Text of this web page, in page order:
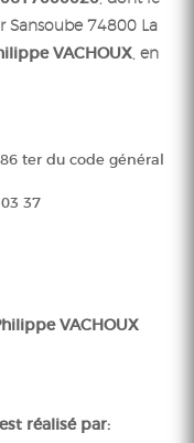
Sansoube 74800 La
VACHOUX, en
ter du code général
37
VACHOUX
réalisé par: